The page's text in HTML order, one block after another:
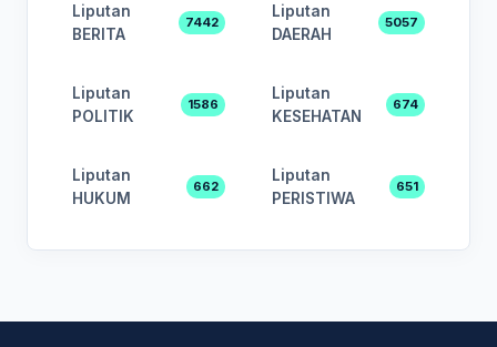
Liputan
BERITA
7442
Liputan
DAERAH
5057
Liputan
POLITIK
1586
Liputan
KESEHATAN
674
Liputan
HUKUM
662
Liputan
PERISTIWA
651